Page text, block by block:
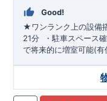
Good!
★ワンランク上の設備
21分
​・駐車スペース
で将来的に増室可能(有
は標
​
ども園福泉園』徒歩約